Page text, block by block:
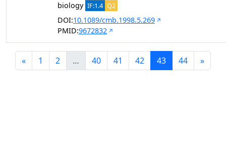
biology IF:1.4 Q2
DOI:10.1089/cmb.1998.5.269
PMID:9672832
« 1 2 … 40 41 42 43 44 »